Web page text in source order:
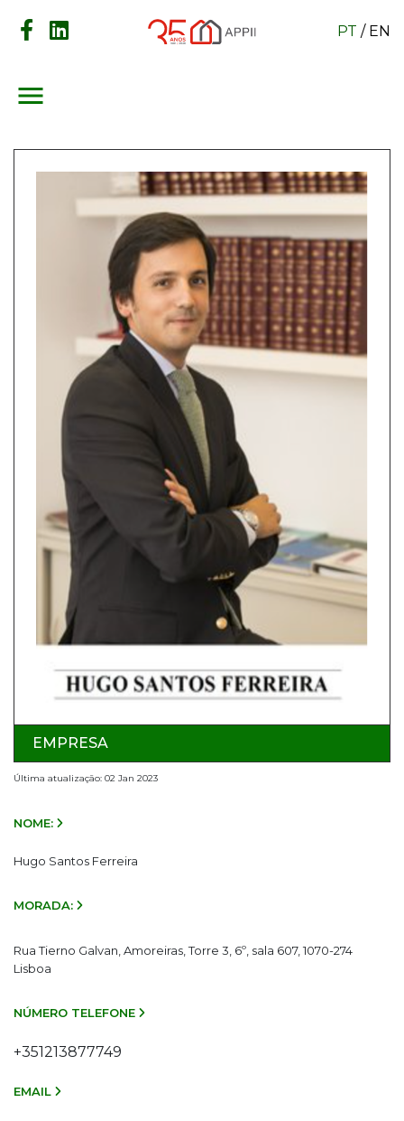
PT / EN
menu
EMPRESA
Última atualização: 02 Jan 2023
NOME:
Hugo Santos Ferreira
MORADA:
Rua Tierno Galvan, Amoreiras, Torre 3, 6º, sala 607, 1070-274
Lisboa
NÚMERO TELEFONE
+351213877749
EMAIL